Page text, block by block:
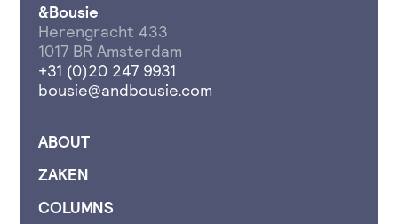
&Bousie
Herengracht 433
1017 BR Amsterdam
+31 (0)20 247 9931
bousie@andbousie.com
ABOUT
ZAKEN
COLUMNS